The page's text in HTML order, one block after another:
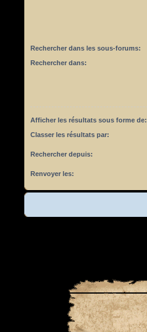
Rechercher dans les sous-forums:
Rechercher dans:
Afficher les résultats sous forme de:
Classer les résultats par:
Rechercher depuis:
Renvoyer les: